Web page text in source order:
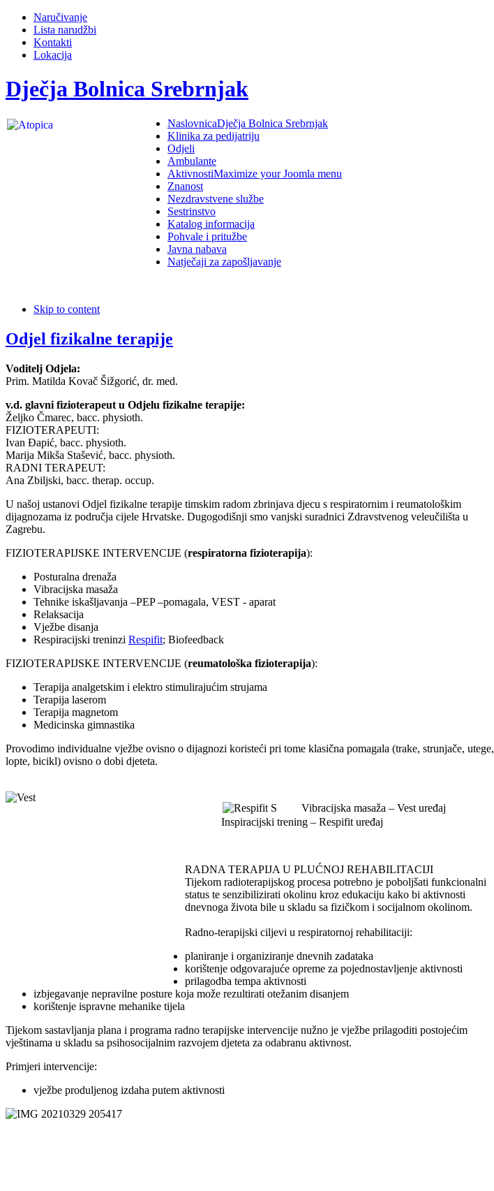
Naručivanje
Lista narudžbi
Kontakti
Lokacija
Dječja Bolnica Srebrnjak
NaslovnicaDječja Bolnica Srebrnjak
Klinika za pedijatriju
Odjeli
Ambulante
AktivnostiMaximize your Joomla menu
Znanost
Nezdravstvene službe
Sestrinstvo
Katalog informacija
Pohvale i pritužbe
Javna nabava
Natječaji za zapošljavanje
Skip to content
Odjel fizikalne terapije
Voditelj Odjela:
Prim. Matilda Kovač Šižgorić, dr. med.
v.d. glavni fizioterapeut u Odjelu fizikalne terapije:
Željko Čmarec, bacc. physioth.
FIZIOTERAPEUTI:
Ivan Đapić, bacc. physioth.
Marija Mikša Stašević, bacc. physioth.
RADNI TERAPEUT:
Ana Zbiljski, bacc. therap. occup.
U našoj ustanovi Odjel fizikalne terapije timskim radom zbrinjava djecu s respiratornim i reumatološkim
dijagnozama iz područja cijele Hrvatske. Dugogodišnji smo vanjski suradnici Zdravstvenog veleučilišta u
Zagrebu.
FIZIOTERAPIJSKE INTERVENCIJE (respiratorna fizioterapija):
Posturalna drenaža
Vibracijska masaža
Tehnike iskašljavanja –PEP –pomagala, VEST - aparat
Relaksacija
Vježbe disanja
Respiracijski treninzi Respifit; Biofeedback
FIZIOTERAPIJSKE INTERVENCIJE (reumatološka fizioterapija):
Terapija analgetskim i elektro stimulirajućim strujama
Terapija laserom
Terapija magnetom
Medicinska gimnastika
Provodimo individualne vježbe ovisno o dijagnozi koristeći pri tome klasična pomagala (trake, strunjače, utege,
lopte, bicikl) ovisno o dobi djeteta.
Vibracijska masaža – Vest uređaj
Inspiracijski trening – Respifit uređaj
RADNA TERAPIJA U PLUĆNOJ REHABILITACIJI
Tijekom radioterapijskog procesa potrebno je poboljšati funkcionalni
status te senzibilizirati okolinu kroz edukaciju kako bi aktivnosti
dnevnoga života bile u skladu sa fizičkom i socijalnom okolinom.
Radno-terapijski ciljevi u respiratornoj rehabilitaciji:
planiranje i organiziranje dnevnih zadataka
korištenje odgovarajuće opreme za pojednostavljenje aktivnosti
prilagodba tempa aktivnosti
izbjegavanje nepravilne posture koja može rezultirati otežanim disanjem
korištenje ispravne mehanike tijela
Tijekom sastavljanja plana i programa radno terapijske intervencije nužno je vježbe prilagoditi postojećim
vještinama u skladu sa psihosocijalnim razvojem djeteta za odabranu aktivnost.
Primjeri intervencije:
vježbe produljenog izdaha putem aktivnosti